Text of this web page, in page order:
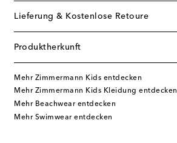
Lieferung & Kostenlose Retoure
Produktherkunft
Mehr Zimmermann Kids entdecken
Mehr Zimmermann Kids Kleidung entdecken
Mehr Beachwear entdecken
Mehr Swimwear entdecken